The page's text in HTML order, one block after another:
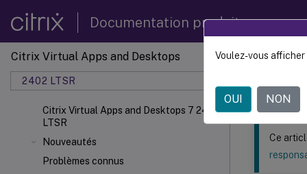
Documentation produit
Citrix Virtual Apps and Desktops
2402 LTSR
Citrix Virtual Apps and Desktops 7 2402
LTSR
Nouveautés
Problèmes connus
Ce contenu a
Citrix
Ce
Voulez-vous
OUI NON